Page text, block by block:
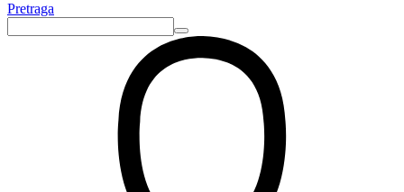
Pretraga